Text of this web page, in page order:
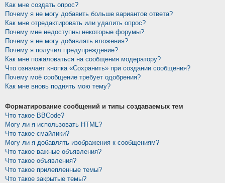
Как мне создать опрос?
Почему я не могу добавить больше вариантов ответа?
Как мне отредактировать или удалить опрос?
Почему мне недоступны некоторые форумы?
Почему я не могу добавлять вложения?
Почему я получил предупреждение?
Как мне пожаловаться на сообщения модератору?
Что означает кнопка «Сохранить» при создании сообщения?
Почему моё сообщение требует одобрения?
Как мне вновь поднять мою тему?
Форматирование сообщений и типы создаваемых тем
Что такое BBCode?
Могу ли я использовать HTML?
Что такое смайлики?
Могу ли я добавлять изображения к сообщениям?
Что такое важные объявления?
Что такое объявления?
Что такое прилепленные темы?
Что такое закрытые темы?